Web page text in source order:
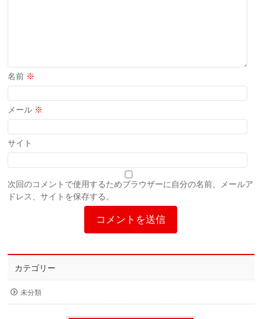
名前 ※
メール ※
サイト
次回のコメントで使用するためブラウザーに自分の名前、メールア
ドレス、サイトを保存する。
カテゴリー
未分類